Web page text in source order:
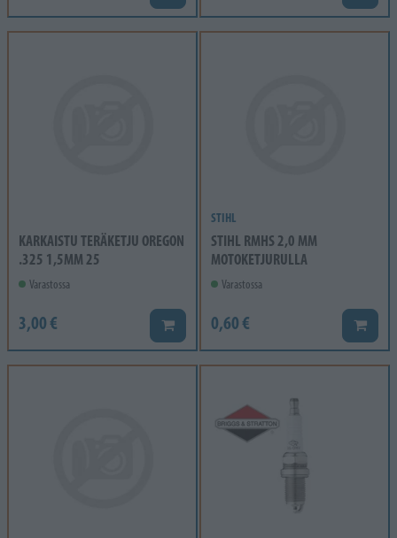
KARKAISTU TERÄKETJU OREGON
.325 1,5MM 25
Varastossa
3,00 € Lisää koriin
STIHL
STIHL RMHS 2,0 MM
MOTOKETJURULLA
Varastossa
0,60 € Lisää